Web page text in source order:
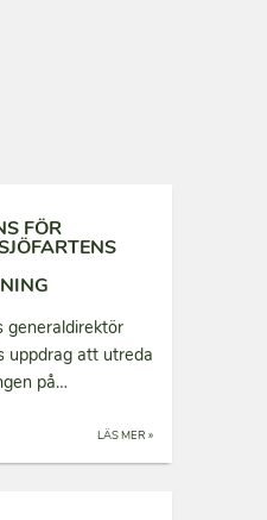
FÖR
generaldirektör
uppdrag att utreda
på…
LÄS MER »